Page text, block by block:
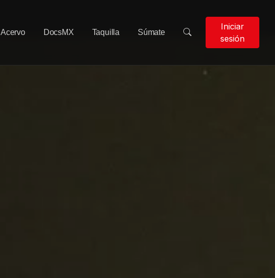
Acervo DocsMX Taquilla Súmate
Iniciar
sesión